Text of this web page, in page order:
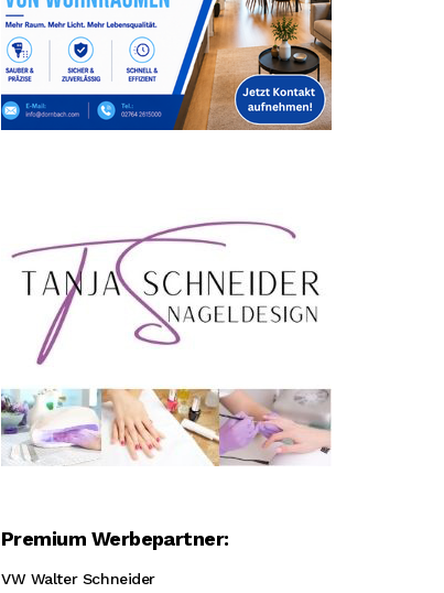
Premium Werbepartner:
VW Walter Schneider